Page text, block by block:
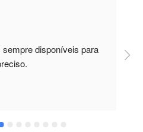
sempre disponíveis para